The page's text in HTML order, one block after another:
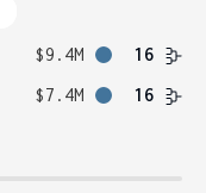
$9.4M
16
$7.4M 16